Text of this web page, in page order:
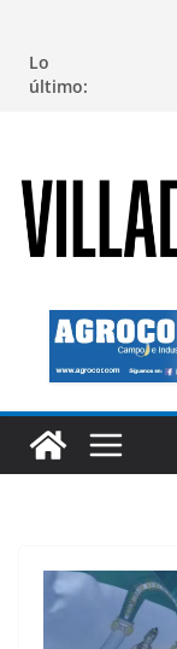
contenido
Lo
último: